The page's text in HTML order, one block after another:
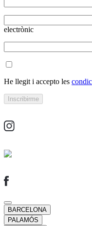
electrònic
He llegit i accepto les
BARCELONA
PALAMÓS